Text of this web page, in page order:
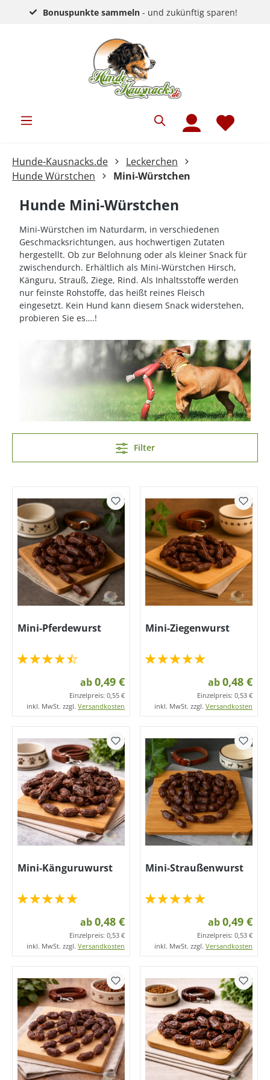
Bonuspunkte sammeln - und zukünftig sparen!
Hunde-Kausnacks.de
Leckerchen
Hunde Würstchen
Mini-Würstchen
Hunde Mini-Würstchen
Mini-Würstchen im Naturdarm, in verschiedenen
Geschmacksrichtungen, aus hochwertigen Zutaten
hergestellt. Ob zur Belohnung oder als kleiner Snack für
zwischendurch. Erhältlich als Mini-Würstchen Hirsch,
Känguru, Strauß, Ziege, Rind. Als Inhaltsstoffe werden
nur feinste Rohstoffe, das heißt reines Fleisch
eingesetzt. Kein Hund kann diesem Snack widerstehen,
probieren Sie es….!
Filter
Mini-Pferdewurst
ab0,49 €
Einzelpreis: 0,55 €
inkl. MwSt. zzgl. Versandkosten
Mini-Ziegenwurst
ab0,48 €
Einzelpreis: 0,53 €
inkl. MwSt. zzgl. Versandkosten
Mini-Känguruwurst
ab0,48 €
Einzelpreis: 0,53 €
inkl. MwSt. zzgl. Versandkosten
Mini-Straußenwurst
ab0,49 €
Einzelpreis: 0,53 €
inkl. MwSt. zzgl. Versandkosten